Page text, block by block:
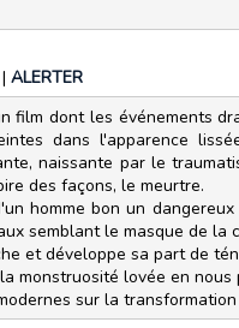
| ALERTER
film dont les événements
dans l'apparence
naissante par le
des façons, le meurtre.
homme bon un
semblant le masque de
et développe sa part de
monstruosité lovée en
sur la